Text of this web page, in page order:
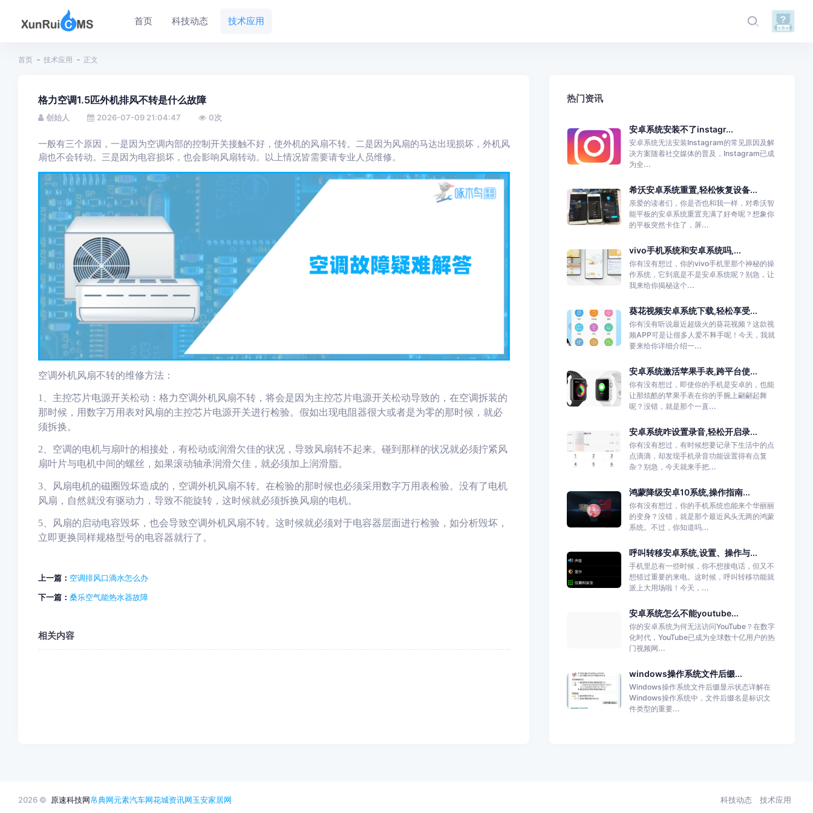
首页 科技动态 技术应用
首页 技术应用 正文
格力空调1.5匹外机排风不转是什么故障
创始人 2026-07-09 21:04:47 0次
一般有三个原因，一是因为空调内部的控制开关接触不好，使外机的风扇不转。二是因为风扇的马达出现损坏，外机风
扇也不会转动。三是因为电容损坏，也会影响风扇转动。以上情况皆需要请专业人员维修。
空调外机风扇不转的维修方法：
1、主控芯片电源开关松动 ： 格力空调外机风扇不转，将会是因为主控芯片电源开关松动导致的，在空调拆装的
那时候 ， 用数字万用表对风扇的主控芯片电源开关进行检验。 假如出现电阻器很大或者是为零的那时候 ， 就必
须拆换。
2、 空调的电机与扇叶的相接处 ， 有松动或润滑欠佳的状况，导致风扇转不起来。碰到那样的状况就必须拧紧风
扇叶片与电机中间的螺丝， 如果滚动轴承润滑欠佳 ， 就必须加上润滑脂。
3、风扇电机的磁圈毁坏造成的， 空调外机风扇不转。 在检验的那时候也必须采用数字万用表检验。 没有了电机
风扇 ， 自然就没有驱动力 ，导致不能旋转，这时候就必须拆换风扇的电机。
5、风扇的启动电容毁坏，也会导致空调外机风扇不转。 这时候就必须对于电容器层面进行检验，如分析毁坏，
立即更换同样规格型号的电容器就行了。
上一篇： 空调排风口滴水怎么办
下一篇： 桑乐空气能热水器故障
相关内容
热门资讯
安卓系统安装不了instagr...
安卓系统无法安装Instagram的常见原因及解
决方案随着社交媒体的普及，Instagram已成
为全...
希沃安卓系统重置,轻松恢复设备...
亲爱的读者们，你是否也和我一样，对希沃智
能平板的安卓系统重置充满了好奇呢？想象你
的平板突然卡住了，屏...
vivo手机系统和安卓系统吗,...
你有没有想过，你的vivo手机里那个神秘的操
作系统，它到底是不是安卓系统呢？别急，让
我来给你揭秘这个...
葵花视频安卓系统下载,轻松享受...
你有没有听说最近超级火的葵花视频？这款视
频APP可是让很多人爱不释手呢！今天，我就
要来给你详细介绍一...
安卓系统激活苹果手表,跨平台使...
你有没有想过，即使你的手机是安卓的，也能
让那炫酷的苹果手表在你的手腕上翩翩起舞
呢？没错，就是那个一直...
安卓系统咋设置录音,轻松开启录...
你有没有想过，有时候想要记录下生活中的点
点滴滴，却发现手机录音功能设置得有点复
杂？别急，今天就来手把...
鸿蒙降级安卓10系统,操作指南...
你有没有想过，你的手机系统也能来个华丽丽
的变身？没错，就是那个最近风头无两的鸿蒙
系统。不过，你知道吗...
呼叫转移安卓系统,设置、操作与...
手机里总有一些时候，你不想接电话，但又不
想错过重要的来电。这时候，呼叫转移功能就
派上大用场啦！今天，...
安卓系统怎么不能youtube...
你的安卓系统为何无法访问YouTube？在数字
化时代，YouTube已成为全球数十亿用户的热
门视频网...
windows操作系统文件后缀...
Windows操作系统文件后缀显示状态详解在
Windows操作系统中，文件后缀名是标识文
件类型的重要...
2026 © 原速科技网帛典网元素汽车网花城资讯网玉安家居网 科技动态 技术应用